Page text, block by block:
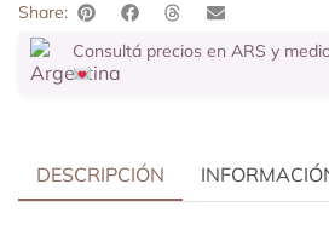
Share:
Consultá precios en ARS y
DESCRIPCIÓN